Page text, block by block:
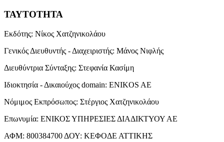
ΤΑΥΤΟΤΗΤΑ
Εκδότης: Νίκος Χατζηνικολάου
Γενικός Διευθυντής - Διαχειριστής: Μάνος Νιφλής
Διευθύντρια Σύνταξης: Στεφανία Κασίμη
Ιδιοκτησία - Δικαιούχος domain: ENIKOS AE
Νόμιμος Εκπρόσωπος: Στέργιος Χατζηνικολάου
Επωνυμία: ΕΝΙΚΟΣ ΥΠΗΡΕΣΙΕΣ ΔΙΑΔΙΚΤΥΟΥ ΑΕ
ΑΦΜ: 800384700 ΔΟΥ: ΚΕΦΟΔΕ ΑΤΤΙΚΗΣ